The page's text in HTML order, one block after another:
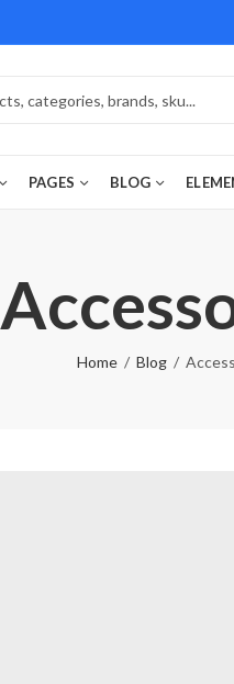
PAGES BLOG
Home Blog